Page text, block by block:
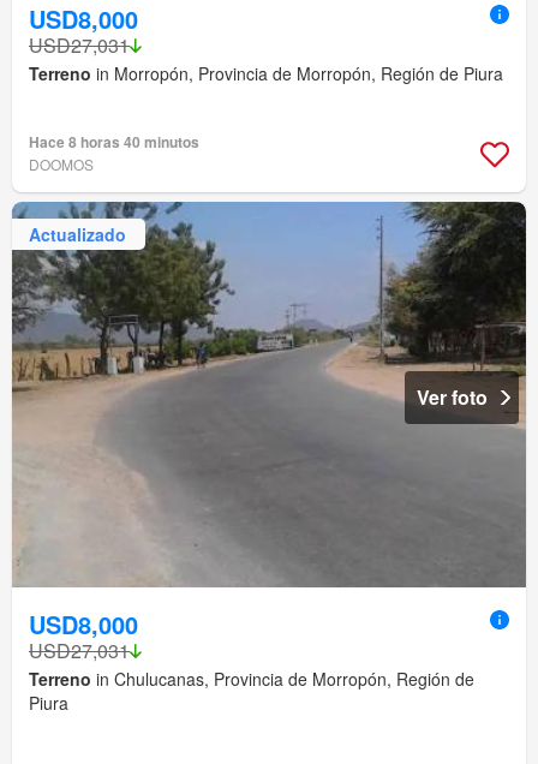
USD8,000
USD27,031
Terreno in Morropón, Provincia de Morropón, Región de Piura
Hace 8 horas 40 minutos
DOOMOS
Actualizado
Ver foto
USD8,000
USD27,031
Terreno in Chulucanas, Provincia de Morropón, Región de
Piura